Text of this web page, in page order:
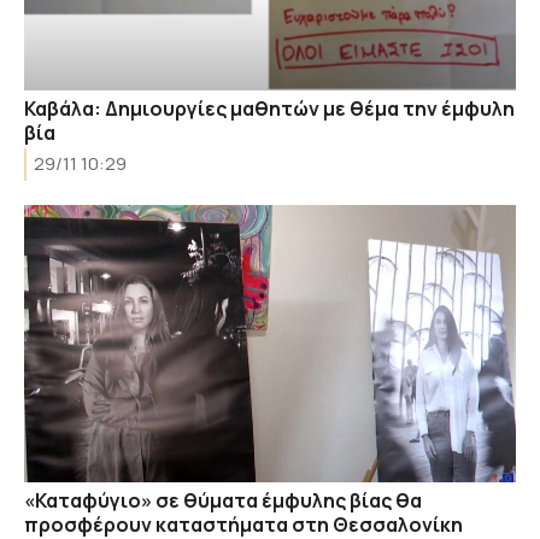
Καβάλα: Δημιουργίες μαθητών με θέμα την έμφυλη
βία
29/11 10:29
«Καταφύγιο» σε θύματα έμφυλης βίας θα
προσφέρουν καταστήματα στη Θεσσαλονίκη